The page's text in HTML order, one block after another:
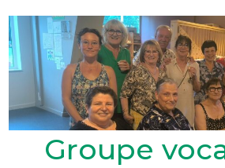
au
contenu
(Pressez
Entrée)
Groupe